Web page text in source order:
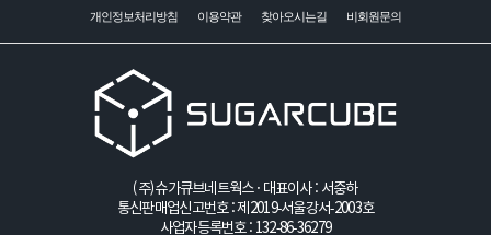
개인정보처리방침 이용약관 찾아오시는길 비회원문의
(주)슈가큐브네트웍스 · 대표이사 : 서중하
통신판매업신고번호 : 제2019-서울강서-2003호
사업자등록번호 : 132-86-36279